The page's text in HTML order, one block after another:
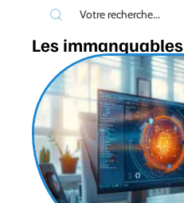
Les immanquables